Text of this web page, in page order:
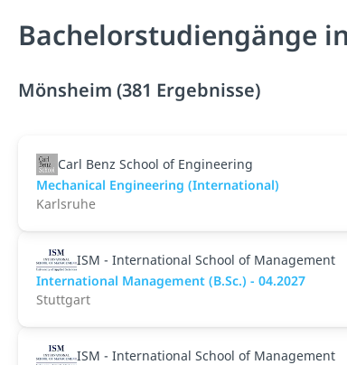
Bachelorstudiengänge
Mönsheim (381 Ergebnisse)
Carl Benz School of Engineering
Mechanical Engineering (International)
Karlsruhe
ISM - International School of Management
International Management (B.Sc.) - 04.2027
Stuttgart
ISM - International School of Management